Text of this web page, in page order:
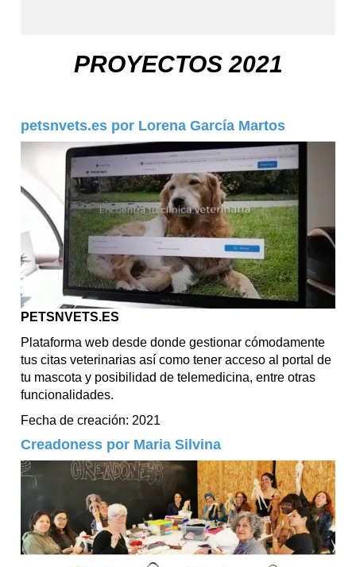
PROYECTOS 2021
petsnvets.es por Lorena García Martos
PETSNVETS.ES
Plataforma web desde donde gestionar cómodamente
tus citas veterinarias así como tener acceso al portal de
tu mascota y posibilidad de telemedicina, entre otras
funcionalidades.
Fecha de creación: 2021
Creadoness por Maria Silvina